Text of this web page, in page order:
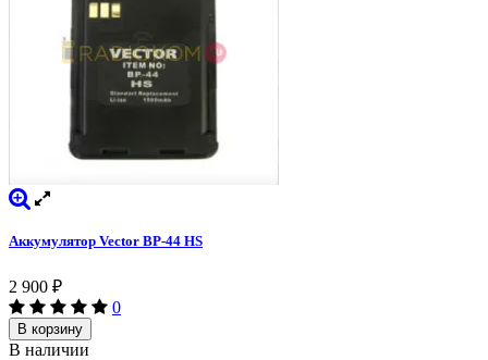
Аккумулятор Vector BP-44 HS
2 900 ₽
0
В корзину
В наличии